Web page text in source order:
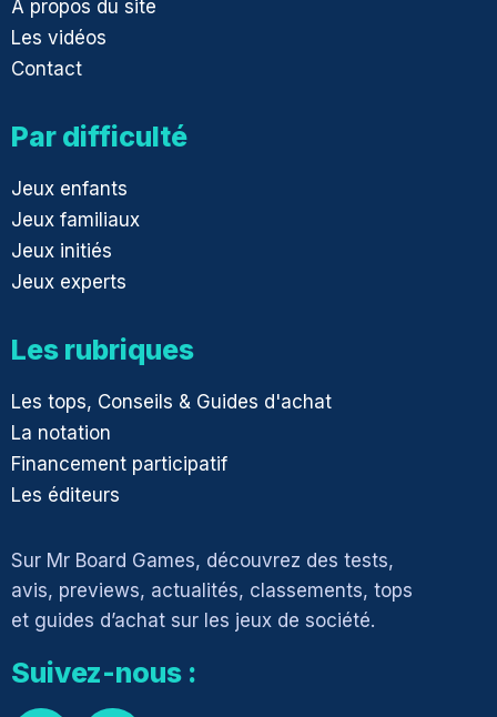
A propos du site
Les vidéos
Contact
Par difficulté
Jeux enfants
Jeux familiaux
Jeux initiés
Jeux experts
Les rubriques
Les tops, Conseils & Guides d'achat
La notation
Financement participatif
Les éditeurs
Sur Mr Board Games, découvrez des tests,
avis, previews, actualités, classements, tops
et guides d’achat sur les jeux de société.
Suivez-nous :